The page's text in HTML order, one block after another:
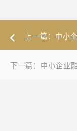
上一篇：中
下一篇：中小企业